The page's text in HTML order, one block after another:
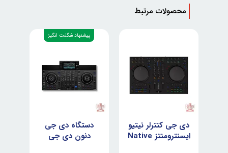
محصولات مرتبط
دی جی کنترلر نیتیو
ایسنترومنتز Native
پیشنهاد شگفت انگیز
دستگاه دی جی
دنون دی جی